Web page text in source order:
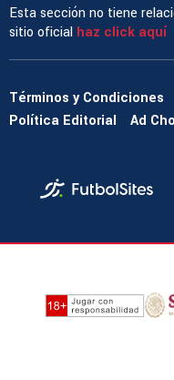
Esta sección no tiene
sitio oficial haz click aquí
Términos y Condiciones
Política Editorial
Ad